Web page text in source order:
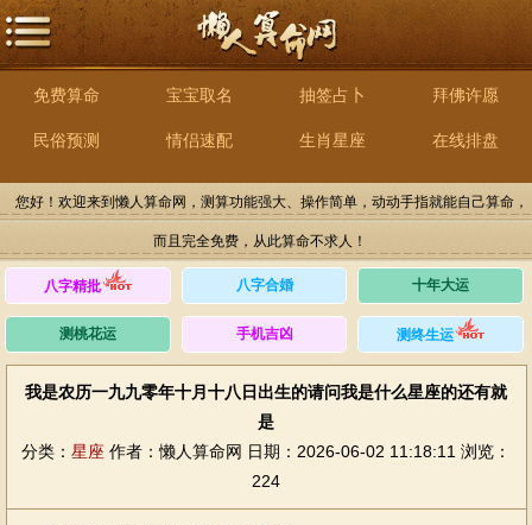
免费算命 宝宝取名 抽签占卜 拜佛许愿
民俗预测 情侣速配 生肖星座 在线排盘
您好！欢迎来到懒人算命网，测算功能强大、操作简单，动动手指就能自己算命，
而且完全免费，从此算命不求人！
八字精批 八字合婚 十年大运
测桃花运 手机吉凶 测终生运
我是农历一九九零年十月十八日出生的请问我是什么星座的还有就
是
分类： 星座 作者：懒人算命网 日期：2026-06-02 11:18:11 浏览：
224